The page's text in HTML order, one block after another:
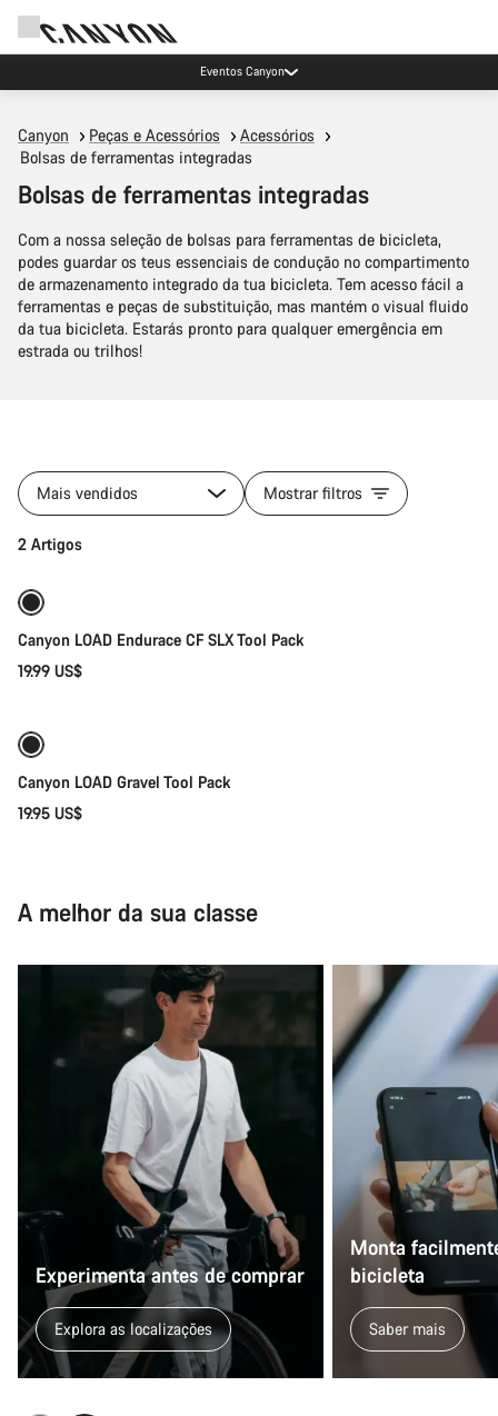
Eventos Canyon
Canyon Peças e Acessórios
Acessórios
Bolsas de ferramentas integradas
Bolsas de ferramentas integradas
Com a nossa seleção de bolsas para ferramentas de bicicleta,
podes guardar os teus essenciais de condução no compartimento
de armazenamento integrado da tua bicicleta. Tem acesso fácil a
ferramentas e peças de substituição, mas mantém o visual fluido
da tua bicicleta. Estarás pronto para qualquer emergência em
estrada ou trilhos!
Mais vendidos Mostrar filtros
2 Artigos
Canyon LOAD Endurace CF SLX Tool Pack
19.99 US$
Canyon LOAD Gravel Tool Pack
19.95 US$
A melhor da sua classe
Experimenta antes de comprar
Explora as localizações
Monta
bicicleta
Saber mais